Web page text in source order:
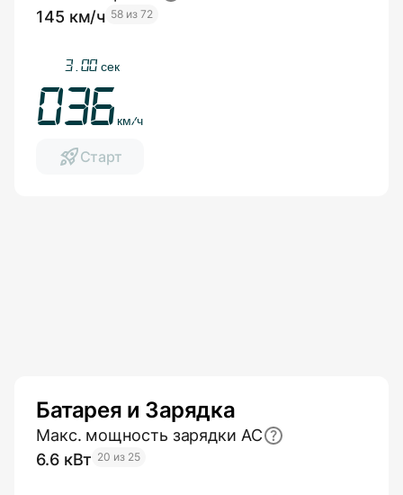
145 км/ч 58 из 72
3.35 сек
040
км/ч
Старт
Батарея и Зарядка
Макс. мощность зарядки AC
6.6 кВт 20 из 25